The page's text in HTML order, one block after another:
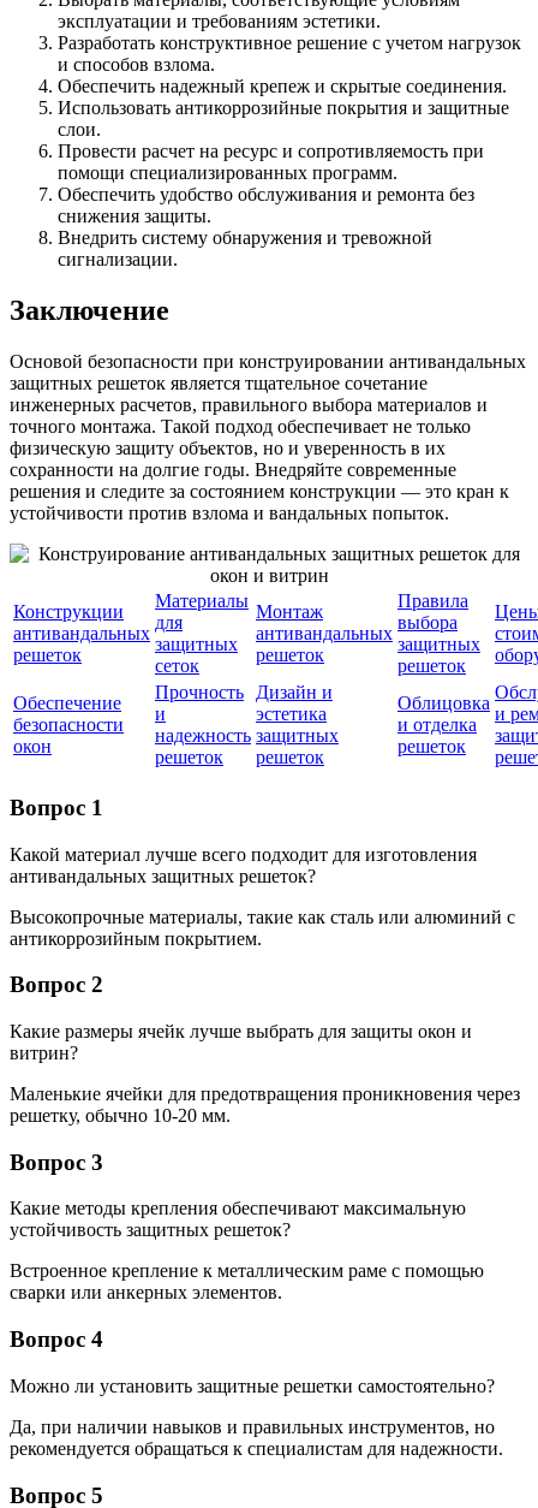
эксплуатации и требованиям эстетики.
Разработать конструктивное решение с учетом нагрузок
и способов взлома.
Обеспечить надежный крепеж и скрытые соединения.
Использовать антикоррозийные покрытия и защитные
слои.
Провести расчет на ресурс и сопротивляемость при
помощи специализированных программ.
Обеспечить удобство обслуживания и ремонта без
снижения защиты.
Внедрить систему обнаружения и тревожной
сигнализации.
Заключение
Основой безопасности при конструировании антивандальных
защитных решеток является тщательное сочетание
инженерных расчетов, правильного выбора материалов и
точного монтажа. Такой подход обеспечивает не только
физическую защиту объектов, но и уверенность в их
сохранности на долгие годы. Внедряйте современные
решения и следите за состоянием конструкции — это кран к
устойчивости против взлома и вандальных попыток.
Конструкции
антивандальных
решеток
Материалы
для
защитных
сеток
Монтаж
антивандальных
решеток
Правила
выбора
защитных
решеток
Обеспечение
безопасности
окон
Прочность
и
надежность
решеток
Дизайн и
эстетика
защитных
решеток
Облицовка
и отделка
решеток
и
Вопрос 1
Какой материал лучше всего подходит для изготовления
антивандальных защитных решеток?
Высокопрочные материалы, такие как сталь или алюминий с
антикоррозийным покрытием.
Вопрос 2
Какие размеры ячейк лучше выбрать для защиты окон и
витрин?
Маленькие ячейки для предотвращения проникновения через
решетку, обычно 10-20 мм.
Вопрос 3
Какие методы крепления обеспечивают максимальную
устойчивость защитных решеток?
Встроенное крепление к металлическим раме с помощью
сварки или анкерных элементов.
Вопрос 4
Можно ли установить защитные решетки самостоятельно?
Да, при наличии навыков и правильных инструментов, но
рекомендуется обращаться к специалистам для надежности.
Вопрос 5